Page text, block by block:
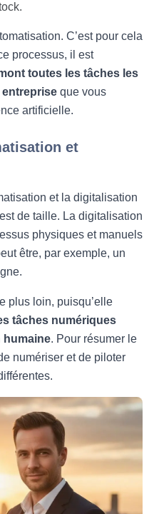
C’est pour cela
processus, il est
toutes les tâches les
que vous
artificielle.
et
et la digitalisation
de taille. La digitalisation
physiques et manuels
être, par exemple, un
plus loin, puisqu’elle
tâches numériques
humaine. Pour résumer le
numériser et de piloter